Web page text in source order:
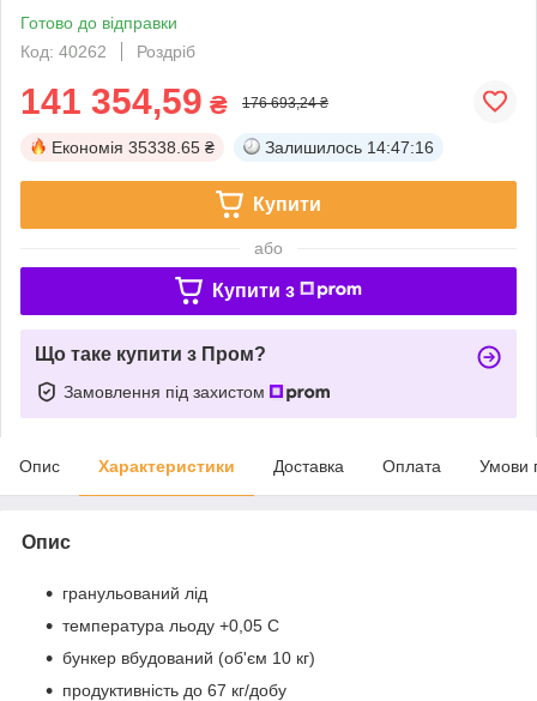
Готово до відправки
Код: 40262
Роздріб
141 354,59 ₴ 176 693,24 ₴
Економія 35338.65 ₴ Залишилось 14:47:16
Купити
або
Купити з
Що таке купити з Пром?
Замовлення під захистом
Опис Характеристики Доставка Оплата Умови
Опис
гранульований лід
температура льоду +0,05 С
бункер вбудований (об'єм 10 кг)
продуктивність до 67 кг/добу